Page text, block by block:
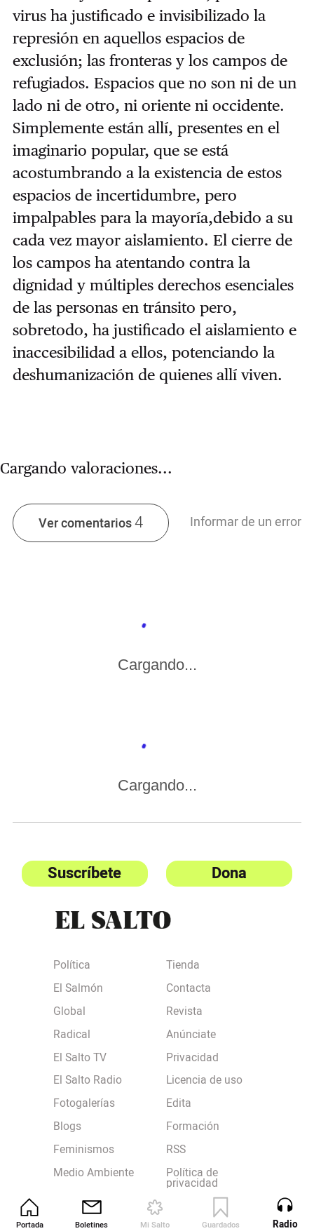
Portada Boletines Mi Salto Guardados Revista
virus ha justificado e invisibilizado la
represión en aquellos espacios de
exclusión; las fronteras y los campos de
refugiados. Espacios que no son ni de un
lado ni de otro, ni oriente ni occidente.
Simplemente están allí, presentes en el
imaginario popular, que se está
acostumbrando a la existencia de estos
espacios de incertidumbre, pero
impalpables para la mayoría,debido a su
cada vez mayor aislamiento. El cierre de
los campos ha atentando contra la
dignidad y múltiples derechos esenciales
de las personas en tránsito pero,
sobretodo, ha justificado el aislamiento e
inaccesibilidad a ellos, potenciando la
deshumanización de quienes allí viven.
Cargando valoraciones...
Ver comentarios4 Informar de un error
Cargando...
Cargando...
Radio
Suscríbete Dona
Política
El Salmón
Global
Radical
El Salto TV
El Salto Radio
Fotogalerías
Blogs
Feminismos
Medio Ambiente
Derechos sociales
Solo para socias
Tienda
Contacta
Revista
Anúnciate
Privacidad
Licencia de uso
Edita
Formación
RSS
Política de
privacidad
Política de cookies